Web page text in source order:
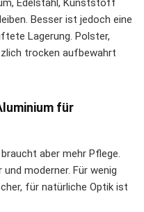
Edelstahl, Kunststoff
Besser ist jedoch eine
Lagerung. Polster,
trocken aufbewahrt
für
aber mehr Pflege.
moderner. Für wenig
für natürliche Optik ist